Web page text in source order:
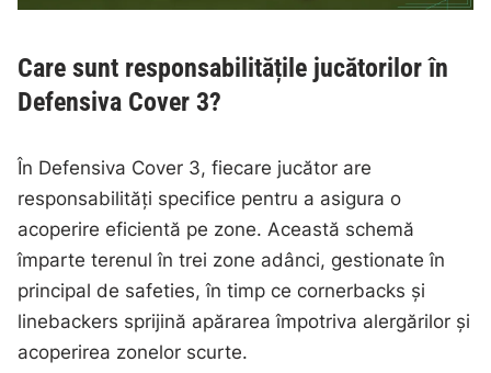
Care sunt responsabilitățile jucătorilor în
Defensiva Cover 3?
În Defensiva Cover 3, fiecare jucător are
responsabilități specifice pentru a asigura o
acoperire eficientă pe zone. Această schemă
împarte terenul în trei zone adânci, gestionate în
principal de safeties, în timp ce cornerbacks și
linebackers sprijină apărarea împotriva alergărilor și
acoperirea zonelor scurte.